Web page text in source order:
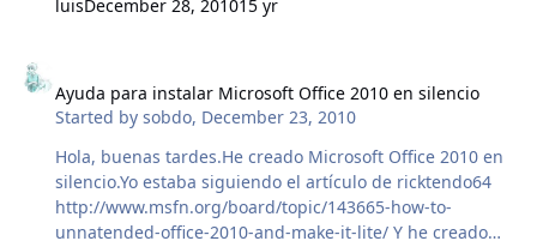
luisDecember 28, 201015 yr
Ayuda para instalar Microsoft Office 2010 en silencio
Started bysobdo, December 23, 2010
Hola, buenas tardes.He creado Microsoft Office 2010 en
silencio.Yo estaba siguiendo el artículo de ricktendo64
http://www.msfn.org/board/topic/143665-how-to-
unnatended-office-2010-and-make-it-lite/ Y he creado